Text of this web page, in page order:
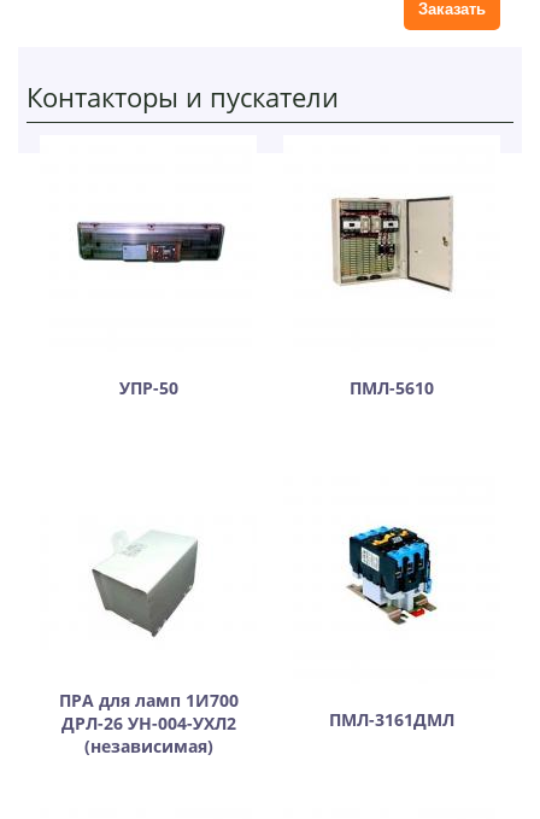
Контакторы и пускатели
УПР-50 ПМЛ-5610
ПРА для ламп 1И700
ДРЛ-26 УН-004-УХЛ2
(независимая)
ПМЛ-3161ДМЛ